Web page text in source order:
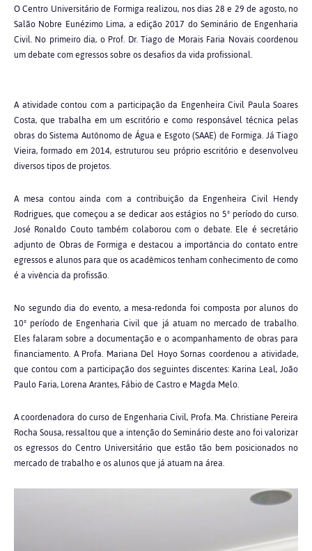
O Centro Universitário de Formiga realizou, nos dias 28 e 29 de agosto, no
Salão Nobre Eunézimo Lima, a edição 2017 do Seminário de Engenharia
Civil. No primeiro dia, o Prof. Dr. Tiago de Morais Faria Novais coordenou
um debate com egressos sobre os desafios da vida profissional.
A atividade contou com a participação da Engenheira Civil Paula Soares
Costa, que trabalha em um escritório e como responsável técnica pelas
obras do Sistema Autônomo de Água e Esgoto (SAAE) de Formiga. Já Tiago
Vieira, formado em 2014, estruturou seu próprio escritório e desenvolveu
diversos tipos de projetos.
A mesa contou ainda com a contribuição da Engenheira Civil Hendy
Rodrigues, que começou a se dedicar aos estágios no 5º período do curso.
José Ronaldo Couto também colaborou com o debate. Ele é secretário
adjunto de Obras de Formiga e destacou a importância do contato entre
egressos e alunos para que os acadêmicos tenham conhecimento de como
é a vivência da profissão.
No segundo dia do evento, a mesa-redonda foi composta por alunos do
10º período de Engenharia Civil que já atuam no mercado de trabalho.
Eles falaram sobre a documentação e o acompanhamento de obras para
financiamento. A Profa. Mariana Del Hoyo Sornas coordenou a atividade,
que contou com a participação dos seguintes discentes: Karina Leal, João
Paulo Faria, Lorena Arantes, Fábio de Castro e Magda Melo.
A coordenadora do curso de Engenharia Civil, Profa. Ma. Christiane Pereira
Rocha Sousa, ressaltou que a intenção do Seminário deste ano foi valorizar
os egressos do Centro Universitário que estão tão bem posicionados no
mercado de trabalho e os alunos que já atuam na área.